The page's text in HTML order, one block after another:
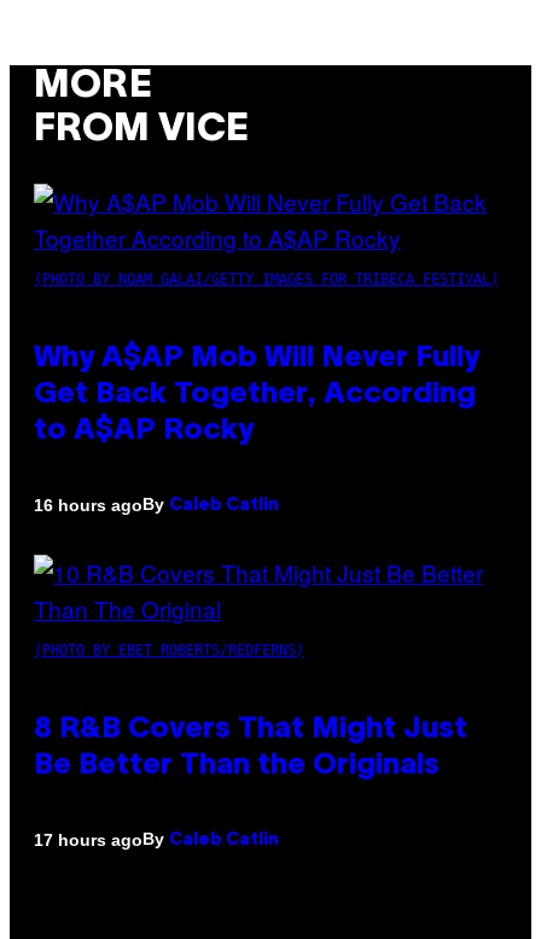
MORE
FROM VICE
(PHOTO BY NOAM GALAI/GETTY IMAGES FOR TRIBECA FESTIVAL)
Why A$AP Mob Will Never Fully
Get Back Together, According
to A$AP Rocky
16 hours agoBy Caleb Catlin
(PHOTO BY EBET ROBERTS/REDFERNS)
8 R&B Covers That Might Just
Be Better Than the Originals
17 hours agoBy Caleb Catlin